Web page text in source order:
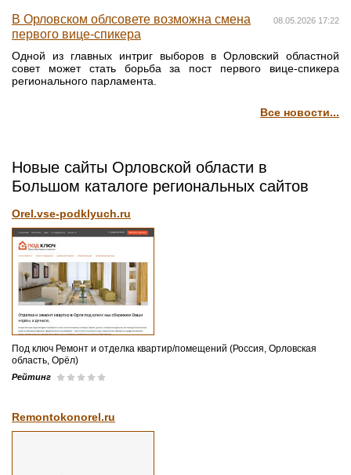
08.05.2026 17:22
В Орловском облсовете возможна смена
первого вице-спикера
Одной из главных интриг выборов в Орловский областной
совет может стать борьба за пост первого вице-спикера
регионального парламента.
Все новости...
Новые сайты Орловской области в
Большом каталоге региональных сайтов
Orel.vse-podklyuch.ru
Под ключ Ремонт и отделка квартир/помещений (Россия, Орловская
область, Орёл)
Рейтинг
Remontokonorel.ru